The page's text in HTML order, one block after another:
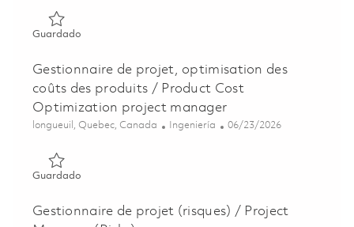
GuardadoGuardado Gestionnaire de projet, optimisation des
Gestionnaire de projet, optimisation des
coûts des produits / Product Cost
Optimization project manager
Ubicación
longueuil, Quebec, Canada Categoría
Ingeniería Posted Date
06/23/2026
GuardadoGuardado Gestionnaire de projet, optimisation des
Gestionnaire de projet (risques) / Project